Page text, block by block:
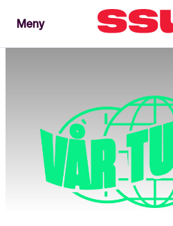
Stäng
MenyMeny